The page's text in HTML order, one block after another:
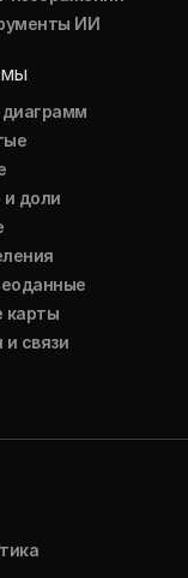
ИИ
и доли
карты
связи